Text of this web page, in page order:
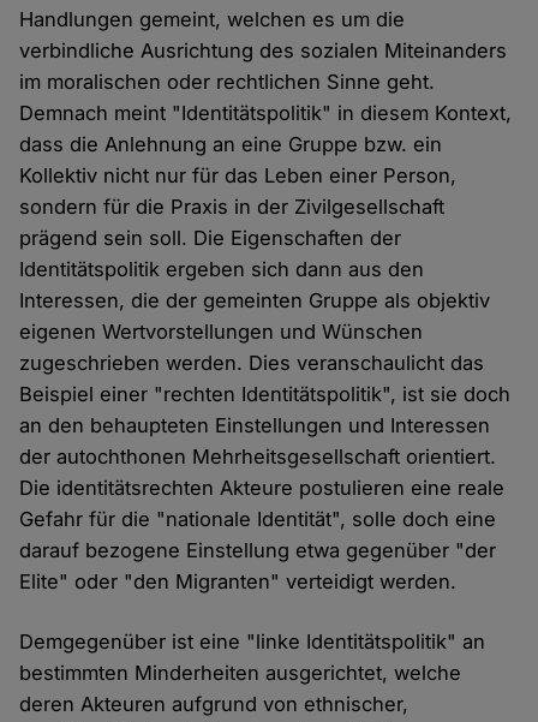
Handlungen gemeint, welchen es um die
verbindliche Ausrichtung des sozialen Miteinanders
im moralischen oder rechtlichen Sinne geht.
Demnach meint "Identitätspolitik" in diesem Kontext,
dass die Anlehnung an eine Gruppe bzw. ein
Kollektiv nicht nur für das Leben einer Person,
sondern für die Praxis in der Zivilgesellschaft
prägend sein soll. Die Eigenschaften der
Identitätspolitik ergeben sich dann aus den
Interessen, die der gemeinten Gruppe als objektiv
eigenen Wertvorstellungen und Wünschen
zugeschrieben werden. Dies veranschaulicht das
Beispiel einer "rechten Identitätspolitik", ist sie doch
an den behaupteten Einstellungen und Interessen
der autochthonen Mehrheitsgesellschaft orientiert.
Die identitätsrechten Akteure postulieren eine reale
Gefahr für die "nationale Identität", solle doch eine
darauf bezogene Einstellung etwa gegenüber "der
Elite" oder "den Migranten" verteidigt werden.
Demgegenüber ist eine "linke Identitätspolitik" an
bestimmten Minderheiten ausgerichtet, welche
deren Akteuren aufgrund von ethnischer,